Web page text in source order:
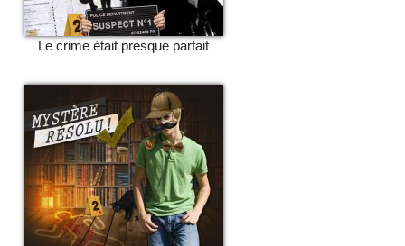
Le crime était presque parfait